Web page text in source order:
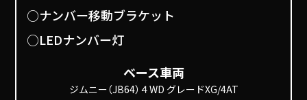
○ナンバー移動ブラケット
○LEDナンバー灯
ベース車両
ジムニー（JB64）４WD グレードXG/4AT